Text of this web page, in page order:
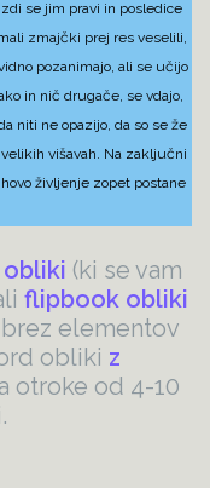
se jim pravi in posledice
zmajčki prej res veselili,
pozanimajo, ali se učijo
in nič drugače, se vdajo,
niti ne opazijo, da so se že
višavah. Na zaključni
življenje zopet postane
(ki se vam
flipbook obliki
elementov
obliki z
otroke od 4-10